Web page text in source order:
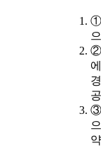
①
②
③